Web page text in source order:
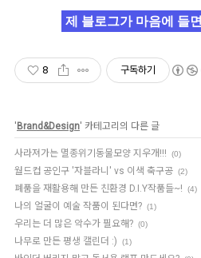
제 블로그가 마음에 들면
8 구독하기
' Brand&Design' 카테고리의 다른 글
사라져가는 멸종위기동물모양 지우개!!! (0)
월드컵 공인구 '자블라니' vs 이색 축구공 (2)
폐품을 재활용해 만든 친환경 D.I.Y작품들~! (4)
나의 얼굴이 예술 작품이 된다면? (1)
우리는 더 많은 악수가 필요해? (0)
나무로 만든 평생 캘린더 :) (1)